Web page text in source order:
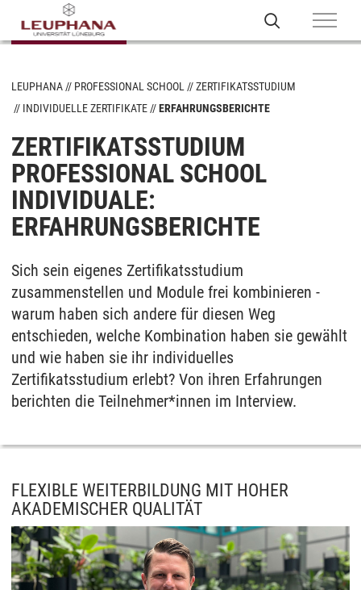
LEUPHANA PROFESSIONAL SCHOOL
ZERTIFIKATSSTUDIUM
INDIVIDUELLE ZERTIFIKATE
ERFAHRUNGSBERICHTE
ZERTIFIKATSSTUDIUM
PROFESSIONAL SCHOOL
INDIVIDUALE:
ERFAHRUNGSBERICHTE
Sich sein eigenes Zertifikatsstudium
zusammenstellen und Module frei kombinieren -
warum haben sich andere für diesen Weg
entschieden, welche Kombination haben sie gewählt
und wie haben sie ihr individuelles
Zertifikatsstudium erlebt? Von ihren Erfahrungen
berichten die Teilnehmer*innen im Interview.
FLEXIBLE WEITERBILDUNG MIT HOHER
AKADEMISCHER QUALITÄT